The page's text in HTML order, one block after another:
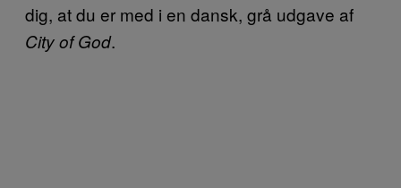
dig, at du er med i en dansk, grå udgave af
City of God.